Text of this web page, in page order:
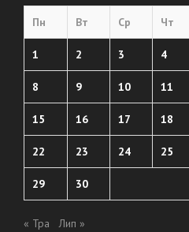
Пн Вт Ср Чт
1 2 3 4
8 9 10 11
15 16 17 18
22 23 24 25
29 30
« Тра Лип »